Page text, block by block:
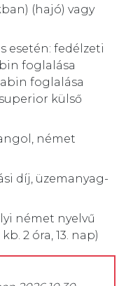
(hajó) vagy
esetén: fedélzeti
foglalása
foglalása
külső
német
díj, üzemanyag-
német nyelvű
2 óra, 13. nap)